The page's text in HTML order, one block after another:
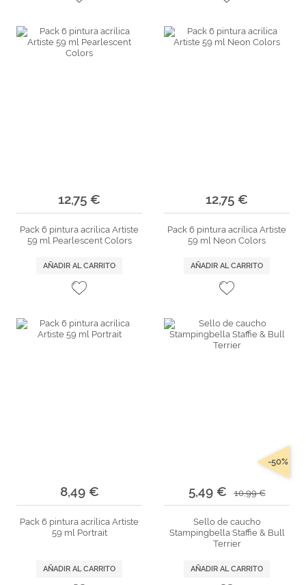
12,75 €
Pack 6 pintura acrílica Artiste
59 ml Pearlescent Colors
AÑADIR AL CARRITO
12,75 €
Pack 6 pintura acrílica Artiste
59 ml Neon Colors
AÑADIR AL CARRITO
8,49 €
Pack 6 pintura acrílica Artiste
59 ml Portrait
AÑADIR AL CARRITO
5,49 € 10,99 €
-50%
Sello de caucho
Stampingbella Staffie & Bull
Terrier
AÑADIR AL CARRITO